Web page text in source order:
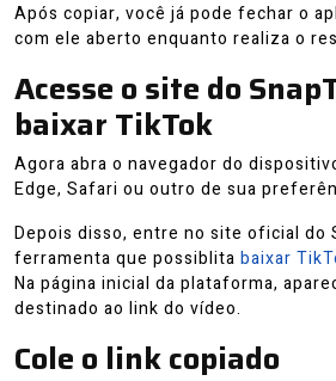
Após copiar, você já pode fechar o
com ele aberto enquanto realiza o
Acesse o site do
baixar TikTok
Agora abra o navegador do
Edge, Safari ou outro de sua
Depois disso, entre no site oficial do
ferramenta que possiblita baixar
Na página inicial da plataforma,
destinado ao link do vídeo.
Cole o link copiado